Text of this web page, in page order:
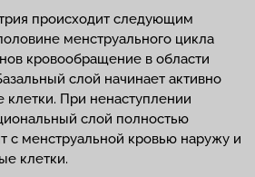
происходит следующим
менструального цикла
кровообращение в области
слой начинает активно
клетки. При ненаступлении
слой полностью
с менструальной кровью наружу и
клетки.